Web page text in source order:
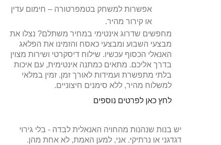
אפשרות למשחק בטמפרטורה – חימום עדין
או קירור מהיר.
מחפשים שדרוג אינטימי במחיר משתלם? נצלו את
מבצעי השבוע ומבצעי כאסח והזמינו את הפלאג
האנאלי הכסוף עכשיו. שילוח דיסקרטי ושירות מצוין
בדרך אליכם. מתאים כמתנה אינטימית, עם איכות
בלתי מתפשרת ועמידות לאורך זמן. זמין במלאי
למשלוח מהיר, ללא סימנים חיצוניים.
לחץ כאן לפרטים נוספים
יש בנות שנהנות מהחויה האנאלית לבדה - בלי גירוי
דגדגני או נרתיקי. אני, למען האמת, לא אחת מהן.